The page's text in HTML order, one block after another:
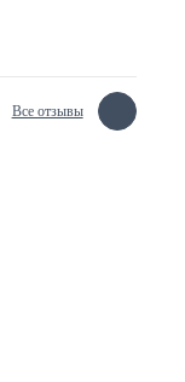
Все отзывы